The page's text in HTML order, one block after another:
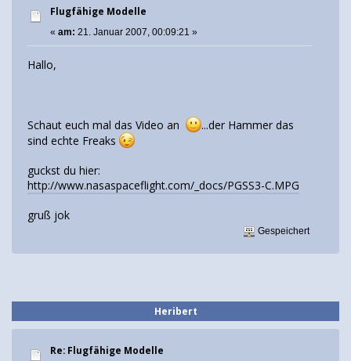
Flugfähige Modelle
« am: 21. Januar 2007, 00:09:21 »
Hallo,
Schaut euch mal das Video an
...der Hammer das
sind echte Freaks
guckst du hier:
http://www.nasaspaceflight.com/_docs/PGSS3-C.MPG
gruß jok
Gespeichert
Heribert
Re: Flugfähige Modelle